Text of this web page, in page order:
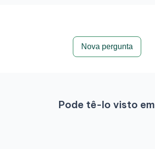
Nova pergunta
Pode tê-lo visto em